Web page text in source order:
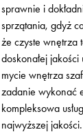
sprawnie i
sprzątania, gdyż
że czyste wnętrza
doskonałej
mycie wnętrza
zadanie wykonać
kompleksowa
najwyższej jakości.